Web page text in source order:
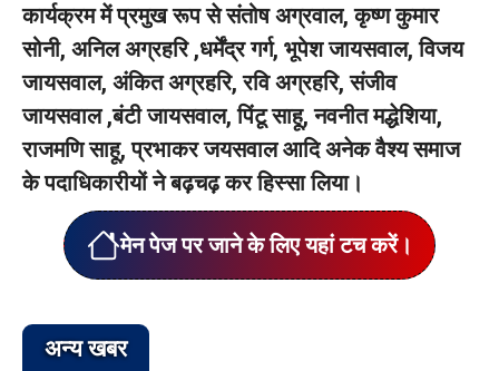
कार्यक्रम में प्रमुख रूप से संतोष अग्रवाल, कृष्ण कुमार
सोनी, अनिल अग्रहरि ,धर्मेंद्र गर्ग, भूपेश जायसवाल, विजय
जायसवाल, अंकित अग्रहरि, रवि अग्रहरि, संजीव
जायसवाल ,बंटी जायसवाल, पिंटू साहू, नवनीत मद्धेशिया,
राजमणि साहू, प्रभाकर जयसवाल आदि अनेक वैश्य समाज
के पदाधिकारीयों ने बढ़चढ़ कर हिस्सा लिया।
मेन पेज पर जाने के लिए यहां टच करें।
अन्य खबर